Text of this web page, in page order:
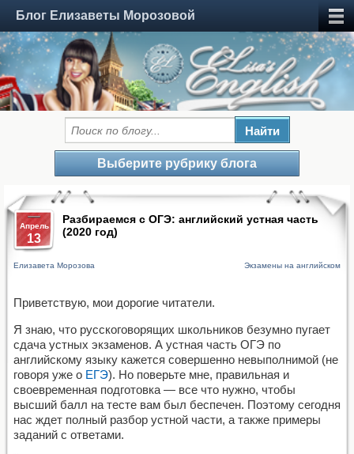
Блог Елизаветы Морозовой
Выберите рубрику блога
Апрель
13
Разбираемся с ОГЭ: английский устная часть
(2020 год)
Елизавета Морозова Экзамены на английском
Приветствую, мои дорогие читатели.
Я знаю, что русскоговорящих школьников безумно пугает
сдача устных экзаменов. А устная часть ОГЭ по
английскому языку кажется совершенно невыполнимой (не
говоря уже о ЕГЭ). Но поверьте мне, правильная и
своевременная подготовка — все что нужно, чтобы
высший балл на тесте вам был беспечен. Поэтому сегодня
нас ждет полный разбор устной части, а также примеры
заданий с ответами.